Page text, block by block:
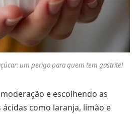
um perigo para quem tem gastrite!
e escolhendo as
como laranja, limão e